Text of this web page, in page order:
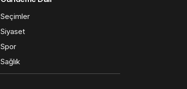
Seçimler
Siyaset
Spor
Sağlık